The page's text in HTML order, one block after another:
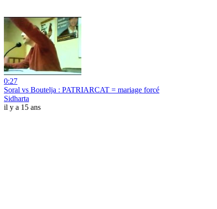
0:27
Soral vs Boutelja : PATRIARCAT = mariage forcé
Sidharta
il y a 15 ans